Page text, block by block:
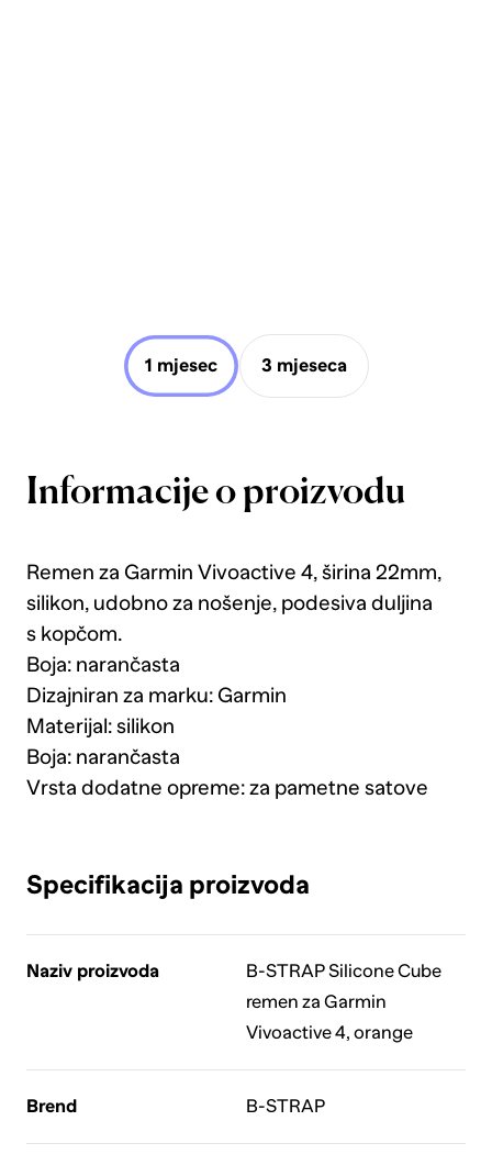
1 mjesec 3 mjeseca
Informacije o proizvodu
Remen za Garmin Vivoactive 4, širina 22mm,
silikon, udobno za nošenje, podesiva duljina
s kopčom.
Boja: narančasta
Dizajniran za marku: Garmin
Materijal: silikon
Boja: narančasta
Vrsta dodatne opreme: za pametne satove
Specifikacija proizvoda
Naziv proizvoda
B-STRAP Silicone Cube
remen za Garmin
Vivoactive 4, orange
Brend B-STRAP